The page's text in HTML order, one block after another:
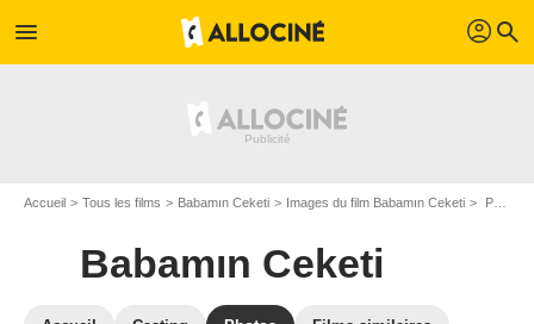
menu profil search
Accueil Tous les films Babamın Ceketi Images du film Babamın Ceketi Photo du film Babamın Ceketi - Photo 3
Babamın Ceketi